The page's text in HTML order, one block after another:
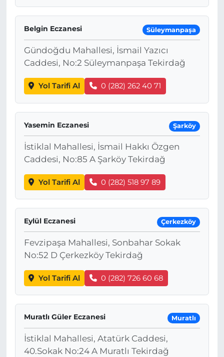
Belgin Eczanesi Süleymanpaşa
Gündoğdu Mahallesi, İsmail Yazıcı
Caddesi, No:2 Süleymanpaşa Tekirdağ
Yol Tarifi Al 0 (282) 262 40 71
Yasemin Eczanesi Şarköy
İstiklal Mahallesi, İsmail Hakkı Özgen
Caddesi, No:85 A Şarköy Tekirdağ
Yol Tarifi Al 0 (282) 518 97 89
Eylül Eczanesi Çerkezköy
Fevzipaşa Mahallesi, Sonbahar Sokak
No:52 D Çerkezköy Tekirdağ
Yol Tarifi Al 0 (282) 726 60 68
Muratlı Güler Eczanesi Muratlı
İstiklal Mahallesi, Atatürk Caddesi,
40.Sokak No:24 A Muratlı Tekirdağ